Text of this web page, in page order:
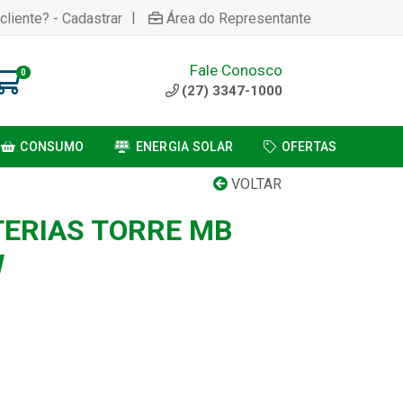
- Cadastrar | Área do Representante
0 Fale Conosco
(27) 3347-1000
CONSUMO ENERGIA SOLAR OFERTAS
VOLTAR
TORRE MB